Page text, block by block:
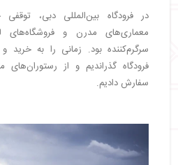
در فرودگاه بین‌المللی دبی،
معماری‌های مدرن و فروشگاه‌های
سرگرم‌کننده بود. زمانی را به خرید
فرودگاه گذراندیم و از
سفارش دادیم.